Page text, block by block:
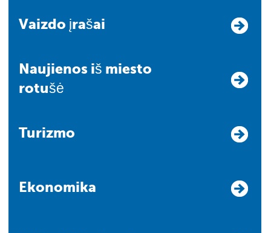
Vaizdo įrašai
Naujienos iš miesto
rotušė
Turizmo
Ekonomika